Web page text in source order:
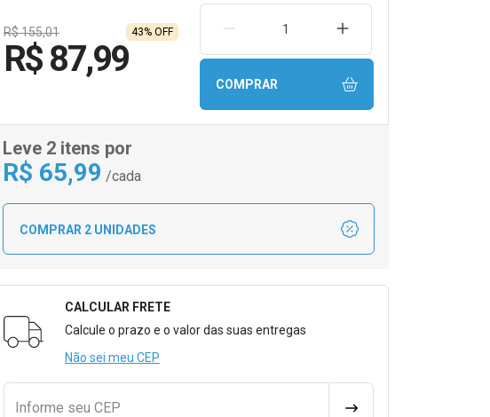
R$ 155,01 43% OFF
R$ 87,99
REMOVER UMA UNIDADEAUMENTAR UMA
COMPRAR
Leve 2 itens por
R$ 65,99 /cada
COMPRAR 2 UNIDADES
Formulário para Calcular o Frete
CALCULAR FRETE
Calcule o prazo e o valor das suas entregas
Não sei meu CEP
Informe seu CEP CALCULAR FRETE